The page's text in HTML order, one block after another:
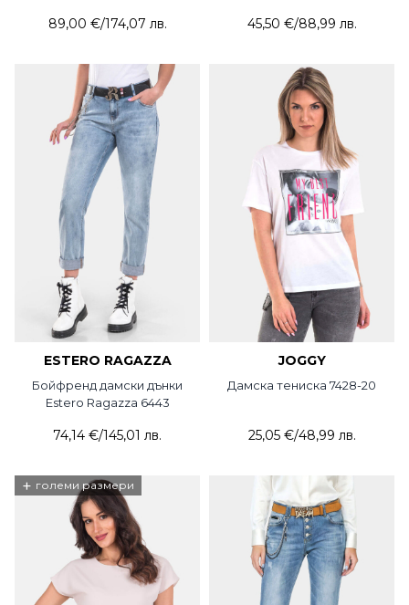
89,00 €/174,07 лв. 45,50 €/88,99 лв.
ESTERO RAGAZZA
Бойфренд дамски дънки
Estero Ragazza 6443
74,14 €/145,01 лв.
JOGGY
Дамска тениска 7428-20
25,05 €/48,99 лв.
+ големи размери